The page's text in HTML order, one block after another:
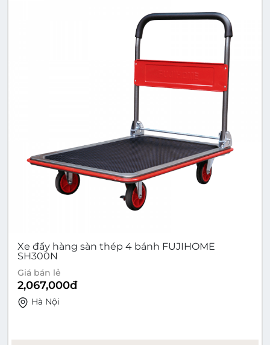
Xe đẩy hàng sàn thép 4 bánh FUJIHOME
SH300N
Giá bán lẻ
2,067,000đ
Hà Nội